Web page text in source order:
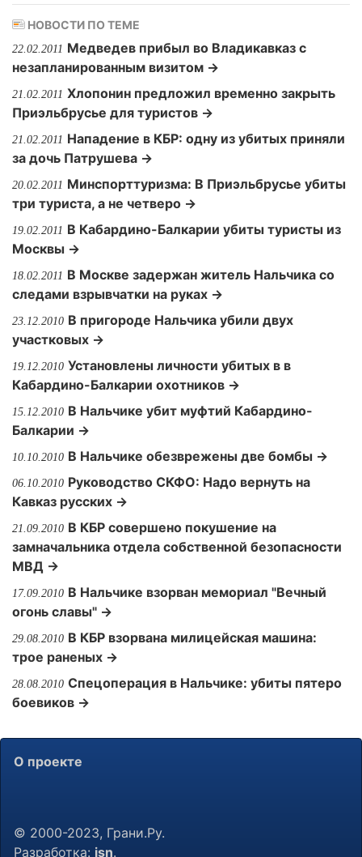
НОВОСТИ ПО ТЕМЕ
22.02.2011 Медведев прибыл во Владикавказ с
незапланированным визитом →
21.02.2011 Хлопонин предложил временно закрыть
Приэльбрусье для туристов →
21.02.2011 Нападение в КБР: одну из убитых приняли
за дочь Патрушева →
20.02.2011 Минспорттуризма: В Приэльбрусье убиты
три туриста, а не четверо →
19.02.2011 В Кабардино-Балкарии убиты туристы из
Москвы →
18.02.2011 В Москве задержан житель Нальчика со
следами взрывчатки на руках →
23.12.2010 В пригороде Нальчика убили двух
участковых →
19.12.2010 Установлены личности убитых в в
Кабардино-Балкарии охотников →
15.12.2010 В Нальчике убит муфтий Кабардино-
Балкарии →
10.10.2010 В Нальчике обезврежены две бомбы →
06.10.2010 Руководство СКФО: Надо вернуть на
Кавказ русских →
21.09.2010 В КБР совершено покушение на
замначальника отдела собственной безопасности
МВД →
17.09.2010 В Нальчике взорван мемориал "Вечный
огонь славы" →
29.08.2010 В КБР взорвана милицейская машина:
трое раненых →
28.08.2010 Спецоперация в Нальчике: убиты пятеро
боевиков →
О проекте
© 2000-2023, Грани.Ру.
Разработка: jsn.